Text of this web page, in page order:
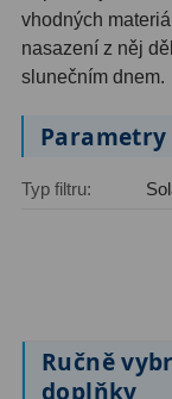
Optické
Umělé hvězdy5
Zrcátka a hranoly61
Diagonální
vhodných
nasazení z něj
slunečním dnem.
Typ filtru:
Ručně
doplňky